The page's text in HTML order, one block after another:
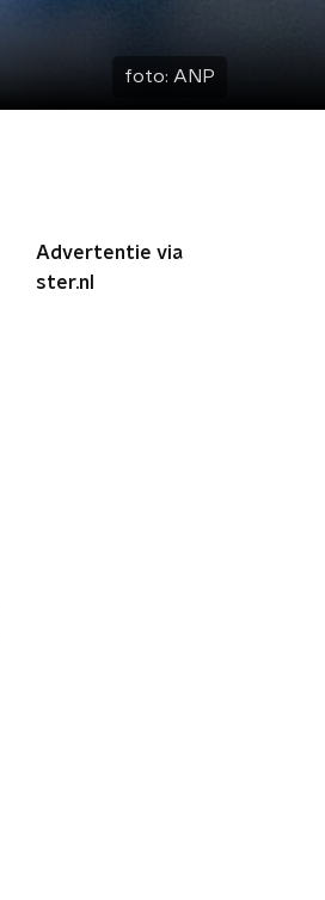
foto: ANP
Advertentie via
ster.nl